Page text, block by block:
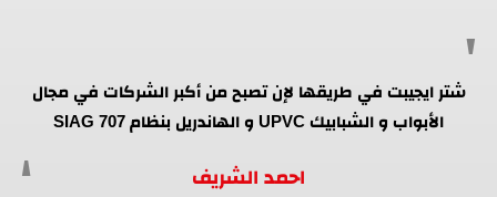
شتر ايجيبت في طريقها لإن تصبح من أكبر الشركات في مجال
الأبواب و الشبابيك UPVC و الهاندريل بنظام SIAG 707
احمد الشريف